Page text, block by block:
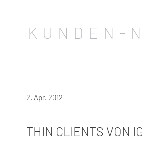
KUNDEN-
2. Apr. 2012
THIN CLIENTS VON